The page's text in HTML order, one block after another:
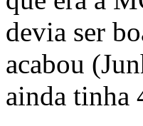
devia ser
acabou
ainda tinha